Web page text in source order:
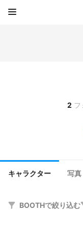
2 フ
キャラクター 写真
BOOTHで絞り込む